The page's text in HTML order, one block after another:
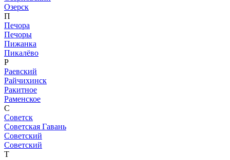
Озерск
П
Печора
Печоры
Пижанка
Пикалёво
Р
Раевский
Райчихинск
Ракитное
Раменское
С
Советск
Советская Гавань
Советский
Советский
Т